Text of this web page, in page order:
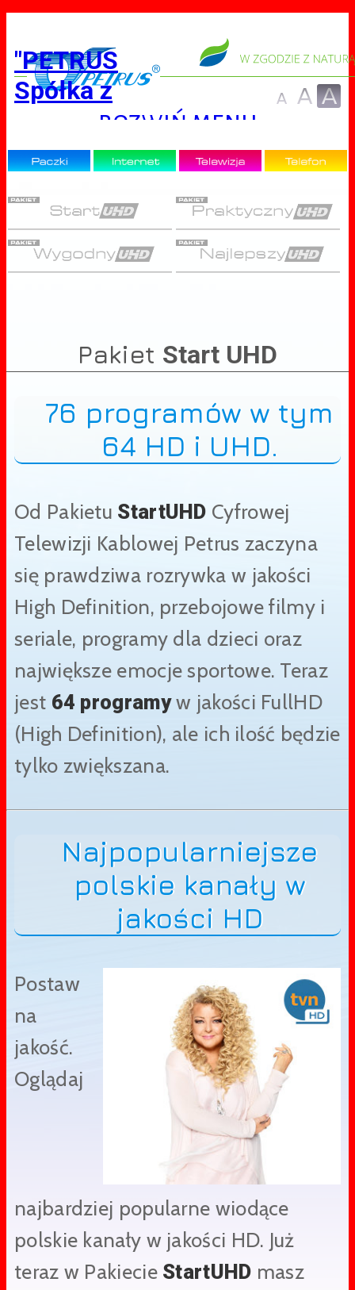
"PETRUS
Spółka z
ograniczoną
odpowiedzialnością
rozwiń menu
Pakiet Start UHD
76 programów w tym
64 HD i UHD.
Od Pakietu StartUHD Cyfrowej
Telewizji Kablowej Petrus zaczyna
się prawdziwa rozrywka w jakości
High Definition, przebojowe filmy i
seriale, programy dla dzieci oraz
największe emocje sportowe. Teraz
jest 64 programyw jakości FullHD
(High Definition), ale ich ilość będzie
tylko zwiększana.
Najpopularniejsze
polskie kanały w
jakości HD
Postaw
na
jakość.
Oglądaj
najbardziej popularne wiodące
polskie kanały w jakości HD. Już
teraz w Pakiecie StartUHD masz